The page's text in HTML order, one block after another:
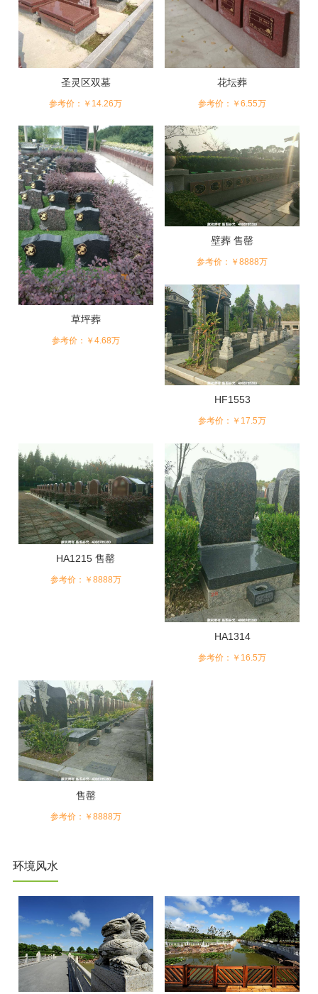
有文化气息的现代陵园，是一座探索生命意义的教育实践地。
汇
圣灵区双墓
参考价：￥14.26万
花坛葬
参考价：￥6.55万
草坪葬
参考价：￥4.68万
壁葬 售罄
参考价：￥8888万
HF1553
参考价：￥17.5万
HA1215 售罄
参考价：￥8888万
HA1314
参考价：￥16.5万
售罄
参考价：￥8888万
环境风水